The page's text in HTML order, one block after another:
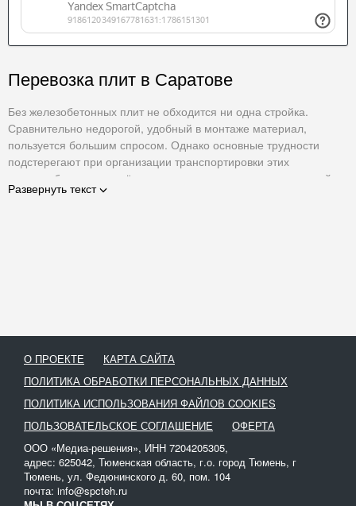
Перевозка плит в Саратове
Без железобетонных плит не обходится ни одна стройка.
Сравнительно недорогой, удобный в монтаже материал,
пользуется большим спросом. Однако основные трудности
подстерегают при организации транспортировки этих
крупногабаритных тяжёлых и одновременно хрупких изделий.
имеют такой техники, а разброс строящихся объектов делает
потребность ещё более острой. Для них наш сайт будет очень
Здесь представлен большой выбор грузовых машин -
манипуляторов.
Транспорт различается по:
грузоподъёмности борта;
вылету и грузоподъёмности стрелы;
Развернуть текст
О ПРОЕКТЕ
КАРТА САЙТА
ПОЛИТИКА ОБРАБОТКИ ПЕРСОНАЛЬНЫХ ДАННЫХ
ПОЛИТИКА ИСПОЛЬЗОВАНИЯ ФАЙЛОВ COOKIES
ПОЛЬЗОВАТЕЛЬСКОЕ СОГЛАШЕНИЕ
ОФЕРТА
ООО «Медиа-решения», ИНН 7204205305,
адрес: 625042, Тюменская область, г.о. город Тюмень, г
Тюмень, ул. Федюнинского д. 60, пом. 104
почта: info@spcteh.ru